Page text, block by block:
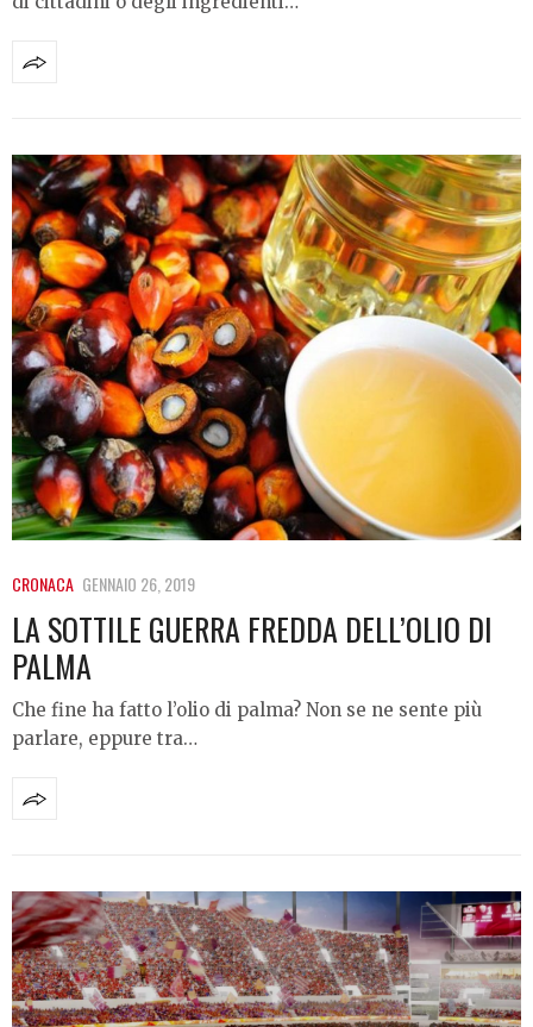
CRONACA GENNAIO 26, 2019
LA SOTTILE GUERRA FREDDA DELL’OLIO DI
PALMA
Che fine ha fatto l’olio di palma? Non se ne sente più
parlare, eppure tra…